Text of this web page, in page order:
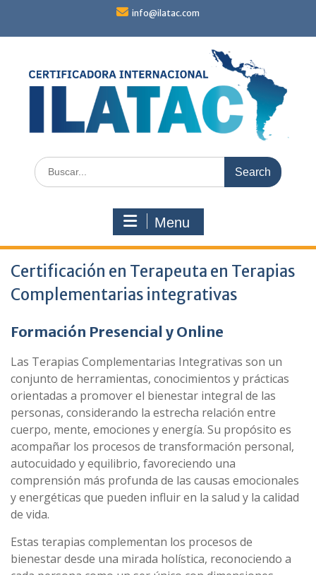
content
info@ilatac.com
Search
for:
Menu
Certificación en Terapeuta en Terapias
Complementarias integrativas
Formación Presencial y Online
Las Terapias Complementarias Integrativas son un
conjunto de herramientas, conocimientos y prácticas
orientadas a promover el bienestar integral de las
personas, considerando la estrecha relación entre
cuerpo, mente, emociones y energía. Su propósito es
acompañar los procesos de transformación personal,
autocuidado y equilibrio, favoreciendo una
comprensión más profunda de las causas emocionales
y energéticas que pueden influir en la salud y la calidad
de vida.
Estas terapias complementan los procesos de
bienestar desde una mirada holística, reconociendo a